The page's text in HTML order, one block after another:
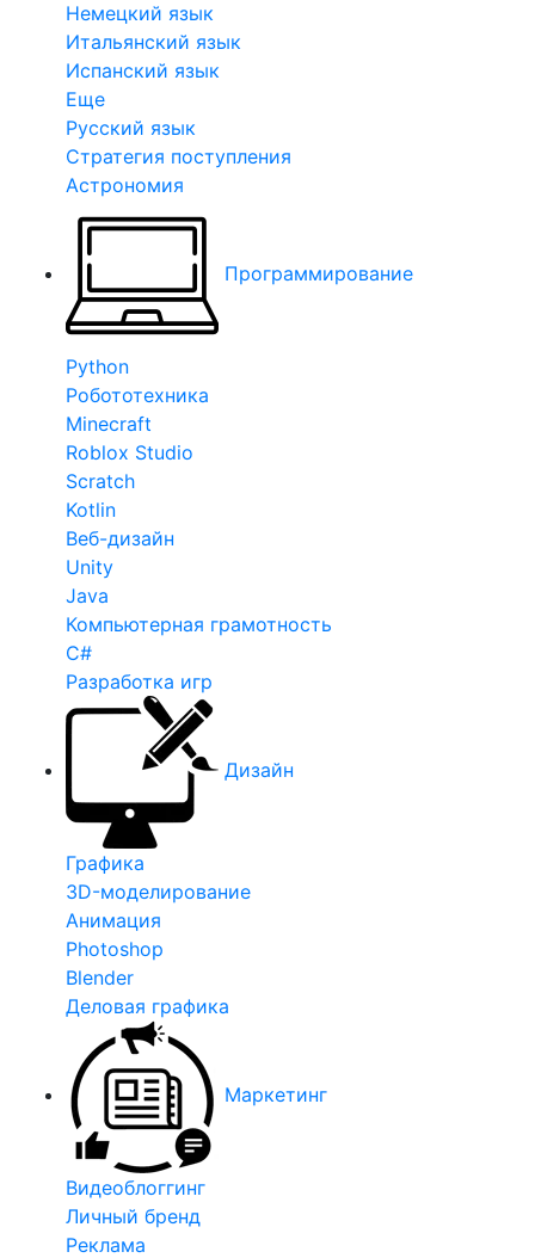
Немецкий язык
Итальянский язык
Испанский язык
Еще
Русский язык
Стратегия поступления
Астрономия
Программирование
Python
Робототехника
Minecraft
Roblox Studio
Scratch
Kotlin
Веб-дизайн
Unity
Java
Компьютерная грамотность
C#
Разработка игр
Дизайн
Графика
3D-моделирование
Анимация
Photoshop
Blender
Деловая графика
Маркетинг
Видеоблоггинг
Личный бренд
Реклама